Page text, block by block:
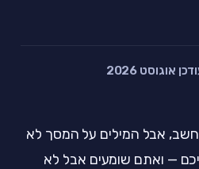
אוגוסט 2026
אבל המילים על המסך לא
— ואתם שומעים אבל לא